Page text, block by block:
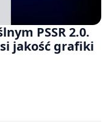
PSSR 2.0.
jakość grafiki